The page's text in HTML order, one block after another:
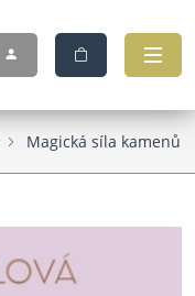
Magická síla kamenů